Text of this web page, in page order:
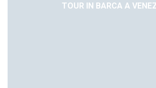
TOUR IN BARCA A